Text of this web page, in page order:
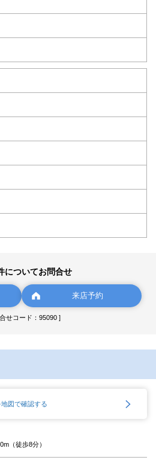
についてお問合せ
来店予約
せコード：95090 ]
図で確認する
（徒歩8分）